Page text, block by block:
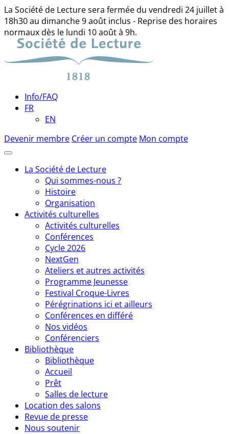
La Société de Lecture sera fermée du vendredi 24 juillet à
18h30 au dimanche 9 août inclus - Reprise des horaires
normaux dès le lundi 10 août à 9h.
Skip
content
Info/FAQ
FR
EN
Devenir membre Créer un compte Mon compte
La Société de Lecture
Qui sommes-nous ?
Histoire
Organisation
Activités culturelles
Activités culturelles
Conférences
Cycle 2026
NextGen
Ateliers et autres activités
Programme Jeunesse
Festival Croque-Livres
Pérégrinations ici et ailleurs
Conférences en différé
Nos vidéos
Conférenciers
Bibliothèque
Bibliothèque
Accueil
Prêt
Salles de lecture
Location des salons
Revue de presse
Nous soutenir